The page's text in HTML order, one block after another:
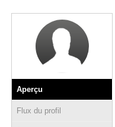
Aperçu
Flux du profil